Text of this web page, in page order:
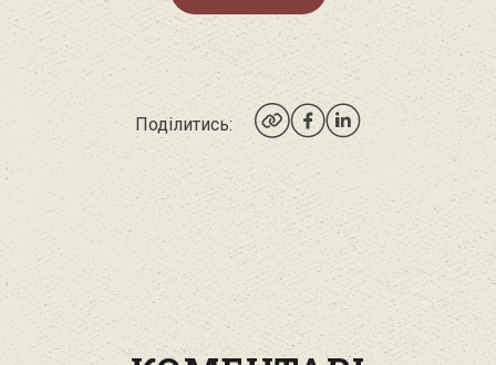
Поділитись: